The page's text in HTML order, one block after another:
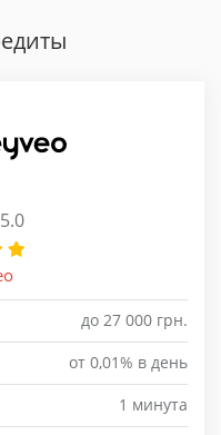
до 27 000 грн.
от 0,01% в день
1 минута